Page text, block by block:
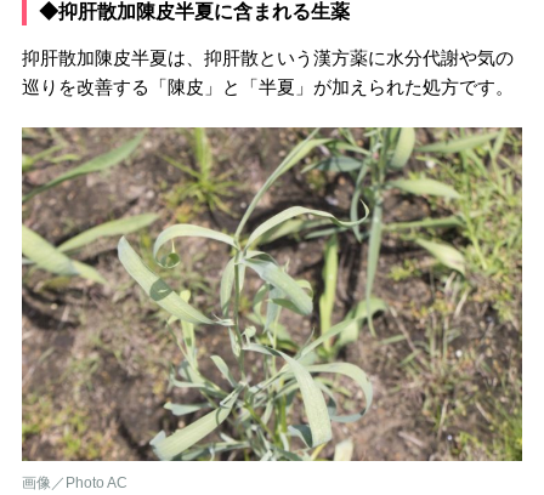
◆抑肝散加陳皮半夏に含まれる生薬
抑肝散加陳皮半夏は、抑肝散という漢方薬に水分代謝や気の
巡りを改善する「陳皮」と「半夏」が加えられた処方です。
画像／Photo AC